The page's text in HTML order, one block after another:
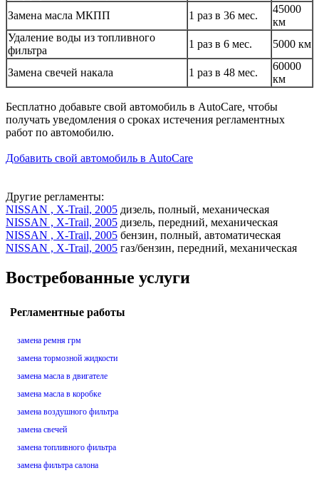
Замена масла МКПП
1 раз в 36 мес.
45000
км
Удаление воды из топливного
фильтра
1 раз в 6 мес. 5000 км
Замена свечей накала 1 раз в 48 мес.
60000
км
Бесплатно добавьте свой автомобиль в AutoCare, чтобы
получать уведомления о сроках истечения регламентных
работ по автомобилю.
Добавить свой автомобиль в AutoCare
Другие регламенты:
NISSAN , X-Trail, 2005 дизель, полный, механическая
NISSAN , X-Trail, 2005 дизель, передний, механическая
NISSAN , X-Trail, 2005 бензин, полный, автоматическая
NISSAN , X-Trail, 2005 газ/бензин, передний, механическая
Востребованные услуги
Регламентные работы
замена ремня грм
замена тормозной жидкости
замена масла в двигателе
замена масла в коробке
замена воздушного фильтра
замена свечей
замена топливного фильтра
замена фильтра салона